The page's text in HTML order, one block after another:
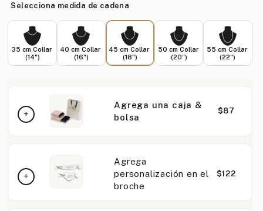
Selecciona medida de cadena
35 cm Collar
(14")
40 cm Collar
(16")
45 cm Collar
(18")
50 cm Collar
(20")
55 cm Collar
(22")
Agrega una caja &
bolsa
$87
Agrega
personalización en el
broche
$122